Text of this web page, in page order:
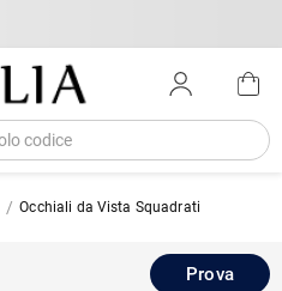
Occhiali da Vista Squadrati
Prova